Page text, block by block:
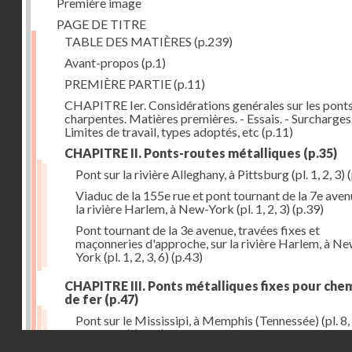
PAGE DE TITRE
TABLE DES MATIÈRES (p.239)
Avant-propos (p.1)
PREMIÈRE PARTIE(p.11)
CHAPITRE Ier. Considérations genérales sur les
charpentes. Matières premières. - Essais. -
Limites de travail, types adoptés, etc (p.11)
CHAPITRE II. Ponts-routes métalliques (p.35)
Pont sur la rivière Alleghany, à Pittsburg (pl. 1, 2, 3)
Viaduc de la 155e rue et pont tournant de la 7e
la rivière Harlem, à New-York (pl. 1, 2, 3) (p.39)
Pont tournant de la 3e avenue, travées fixes et
maçonneries d'approche, sur la rivière Harlem, à
York (pl. 1, 2, 3, 6) (p.43)
CHAPITRE III. Ponts métalliques fixes pour
de fer (p.47)
Pont sur le Mississipi, à Memphis (Tennessée) (pl. 8,
11, 12, 13)(p.47)